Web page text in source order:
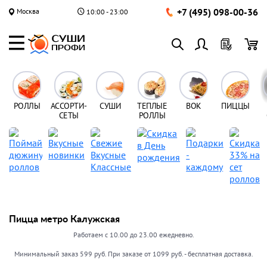
Москва 10:00 - 23:00 +7 (495) 098-00-36
РОЛЛЫ
АССОРТИ-
СЕТЫ
СУШИ
ТЕПЛЫЕ
РОЛЛЫ
ВОК ПИЦЦЫ
Пицца метро Калужская
Работаем с 10.00 до 23.00 ежедневно.
Минимальный заказ 599 руб. При заказе от 1099 руб. - бесплатная доставка.